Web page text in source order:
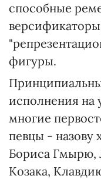
способные
фигуры.
исполнения на
многие
певцы - назову
Бориса Гмырю,
Козака,